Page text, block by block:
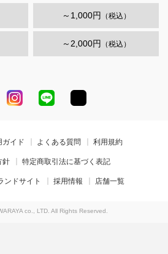
～1,000円 （税込）
～2,000円 （税込）
ガイド よくある質問 利用規約
針 特定商取引法に基づく表記
ンドサイト 採用情報 店舗一覧
co., LTD. All Rights Reserved.